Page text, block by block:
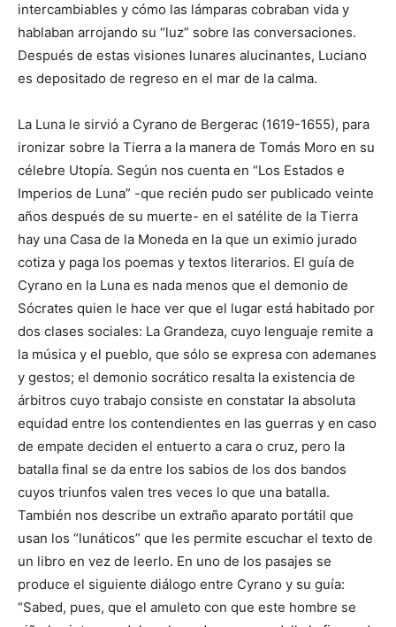
intercambiables y cómo las lámparas cobraban vida y
hablaban arrojando su “luz” sobre las conversaciones.
Después de estas visiones lunares alucinantes, Luciano
es depositado de regreso en el mar de la calma.
La Luna le sirvió a Cyrano de Bergerac (1619-1655), para
ironizar sobre la Tierra a la manera de Tomás Moro en su
célebre Utopía. Según nos cuenta en “Los Estados e
Imperios de Luna” -que recién pudo ser publicado veinte
años después de su muerte- en el satélite de la Tierra
hay una Casa de la Moneda en la que un eximio jurado
cotiza y paga los poemas y textos literarios. El guía de
Cyrano en la Luna es nada menos que el demonio de
Sócrates quien le hace ver que el lugar está habitado por
dos clases sociales: La Grandeza, cuyo lenguaje remite a
la música y el pueblo, que sólo se expresa con ademanes
y gestos; el demonio socrático resalta la existencia de
árbitros cuyo trabajo consiste en constatar la absoluta
equidad entre los contendientes en las guerras y en caso
de empate deciden el entuerto a cara o cruz, pero la
batalla final se da entre los sabios de los dos bandos
cuyos triunfos valen tres veces lo que una batalla.
También nos describe un extraño aparato portátil que
usan los “lunáticos” que les permite escuchar el texto de
un libro en vez de leerlo. En uno de los pasajes se
produce el siguiente diálogo entre Cyrano y su guía:
“Sabed, pues, que el amuleto con que este hombre se